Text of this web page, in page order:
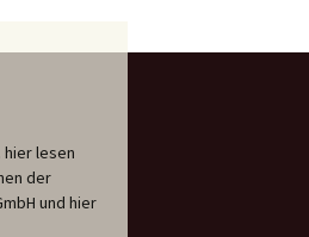
hier lesen
der
und hier